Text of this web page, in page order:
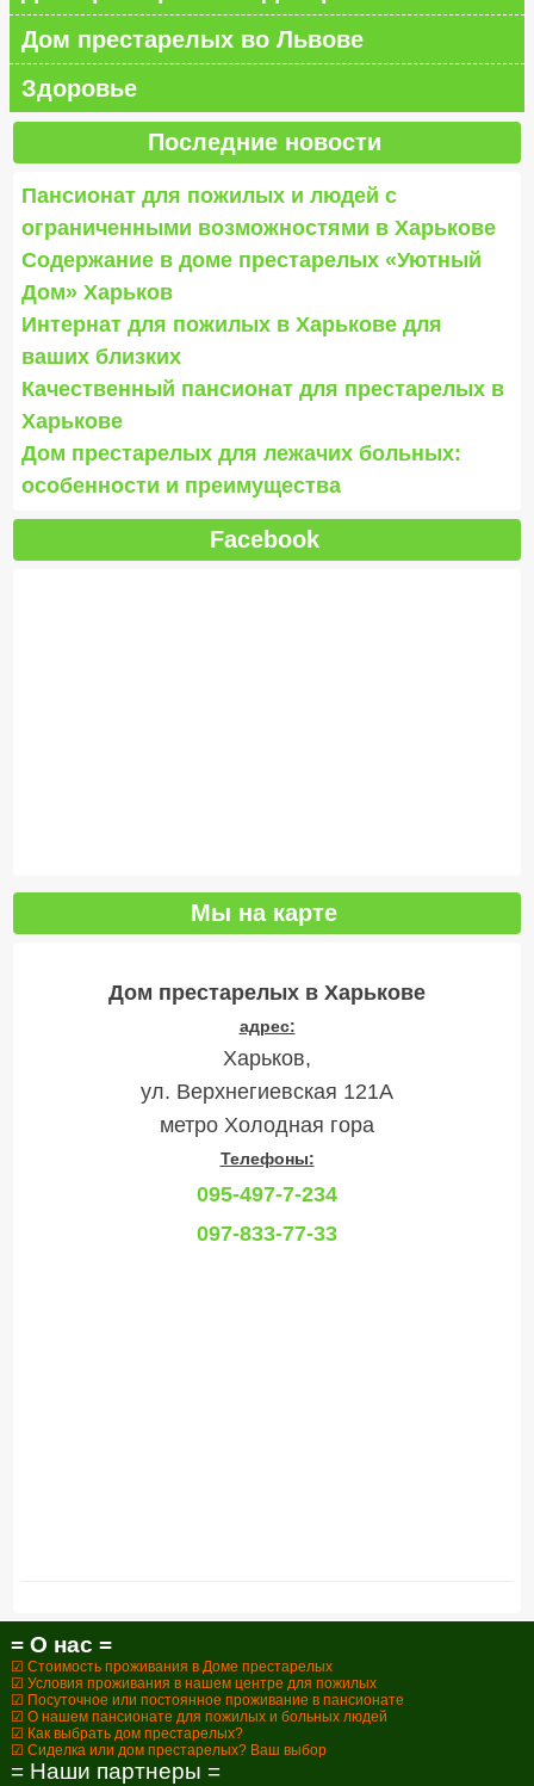
Дом престарелых во Львове
Здоровье
Последние новости
Пансионат для пожилых и людей с
ограниченными возможностями в Харькове
Содержание в доме престарелых «Уютный
Дом» Харьков
Интернат для пожилых в Харькове для
ваших близких
Качественный пансионат для престарелых в
Харькове
Дом престарелых для лежачих больных:
особенности и преимущества
Facebook
Мы на карте
Дом престарелых в Харькове
адрес:
Харьков,
ул. Верхнегиевская 121А
метро Холодная гора
Телефоны:
095-497-7-234
097-833-77-33
= О нас =
☑ Стоимость проживания в Доме престарелых
☑ Условия проживания в нашем центре для пожилых
☑ Посуточное или постоянное проживание в пансионате
☑ О нашем пансионате для пожилых и больных людей
☑ Как выбрать дом престарелых?
☑ Сиделка или дом престарелых? Ваш выбор
= Наши партнеры =